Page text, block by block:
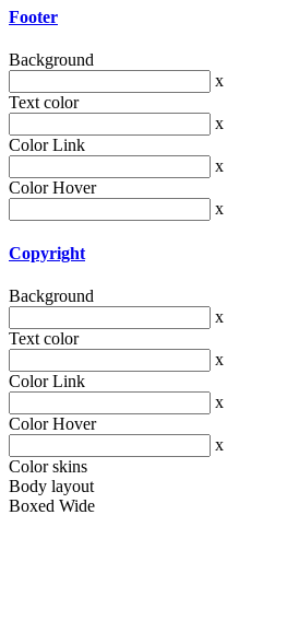
Footer
Background
x
Text color
x
Color Link
x
Color Hover
x
Copyright
Background
x
Text color
x
Color Link
x
Color Hover
x
Color skins
Body layout
Boxed Wide